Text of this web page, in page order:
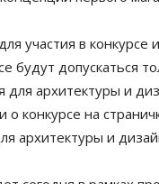
участия в
будут допускаться
архитектуры и
о конкурсе на
архитектуры и